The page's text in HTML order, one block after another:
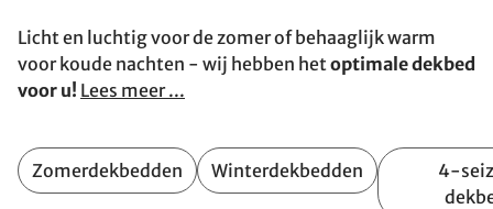
Licht en luchtig voor de zomer of behaaglijk warm
voor koude nachten - wij hebben hetoptimale dekbed
voor u! Lees meer ...
Zomerdekbedden Winterdekbedden
4-